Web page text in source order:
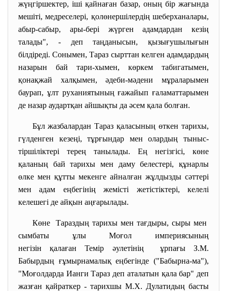
жүңгіршектер, іші қайнаған базар, оның бір жағында
мешіті, медреселері, қолөнершілердің шеберханалары,
абыр-сабыр, ары-бері жүрген адамдардан кезің
талады", - деп таңданысын, қызығушылығын
білдіреді. Сонымен, Тараз сырттан келген адамдардың
назарын бай тари-хымен, көркем табигатымен,
қонақжай халқымен, әдеби-мәдени мұраларымен
баурап, ұлт руханиятының ғажайып ғаламаттарымен
де назар аудартқан айшықты да әсем қала болған.
Бұл жазбалардан Тараз қаласының өткен тарихы,
гүлденген кезеңі, тұрғындар мен олардың тыныс-
тіршіліктері терең танылады. Ең негізгісі, көне
қаланың бай тарихы мен даму белестері, құнарлы
өлке мен құтты мекенге айналған жұлдызды сәттері
мен адам еңбегінің жемісті жетістіктері, келелі
келешегі де айқын аңғарылады.
Көне Тараздың тарихы мен тағдыры, сыры мен
сымбаты ұлы Моғол империясының
негізін қалаған Темір әулетінің ұрпағы З.М.
Бабырдың ғұмырнамалық еңбегінде ("Бабырна-ма"),
"Моғолдарда Ианги Тараз деп аталатын қала бар" деп
жазған қайраткер - тарихшы М.Х. Дулатидың басты